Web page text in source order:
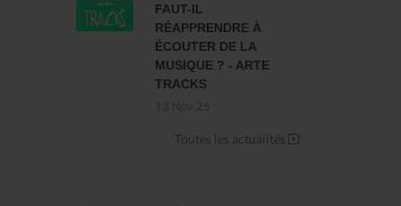
FAUT-IL
RÉAPPRENDRE À
ÉCOUTER DE LA
MUSIQUE ? - ARTE
TRACKS
Toutes les actualités